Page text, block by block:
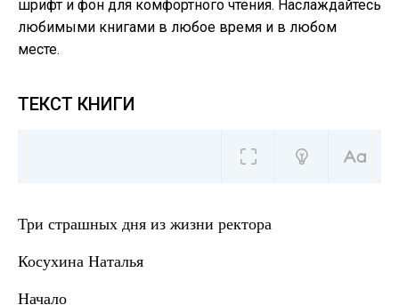
шрифт и фон для комфортного чтения. Наслаждайтесь
любимыми книгами в любое время и в любом
месте.
ТЕКСТ КНИГИ
Три страшных дня из жизни ректора
Косухина Наталья
Начало